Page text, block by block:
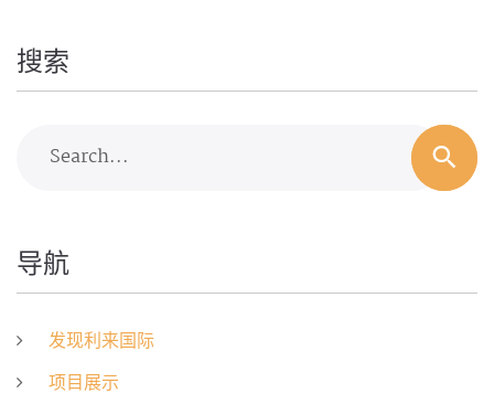
搜索
Search...
导航
发现利来国际
项目展示